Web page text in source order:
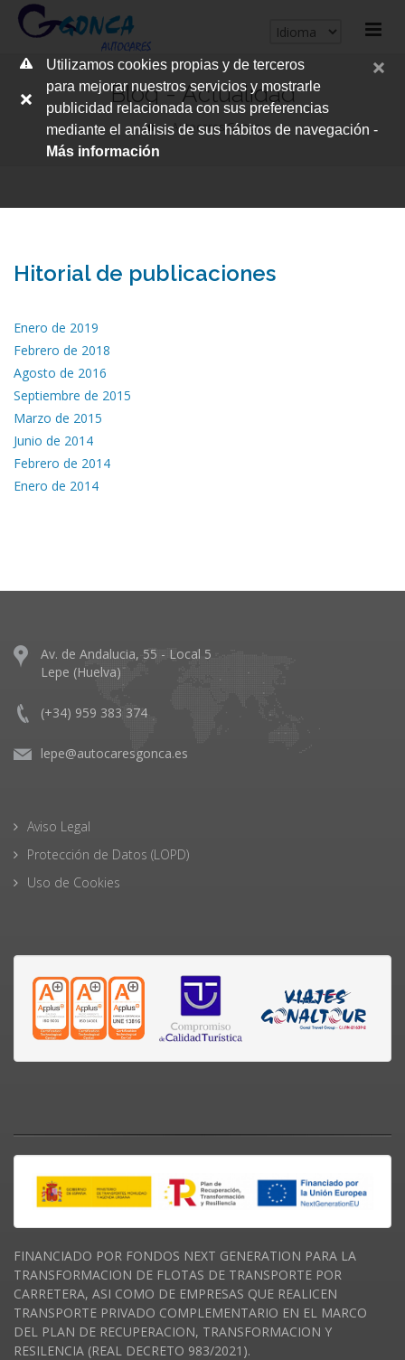
cerrar
Utilizamos cookies propias y de terceros
para mejorar nuestros servicios y mostrarle
publicidad relacionada con sus preferencias
mediante el análisis de sus hábitos de navegación -
Más información
Blog - Actualidad
Autocares Gonca
Hitorial de publicaciones
Enero de 2019
Febrero de 2018
Agosto de 2016
Septiembre de 2015
Marzo de 2015
Junio de 2014
Febrero de 2014
Enero de 2014
Av. de Andalucia, 55 - Local 5
Lepe (Huelva)
(+34) 959 383 374
lepe@autocaresgonca.es
Aviso Legal
Protección de Datos (LOPD)
Uso de Cookies
FINANCIADO POR FONDOS NEXT GENERATION PARA LA
TRANSFORMACION DE FLOTAS DE TRANSPORTE POR
CARRETERA, ASI COMO DE EMPRESAS QUE REALICEN
TRANSPORTE PRIVADO COMPLEMENTARIO EN EL MARCO
DEL PLAN DE RECUPERACION, TRANSFORMACION Y
RESILENCIA (REAL DECRETO 983/2021).